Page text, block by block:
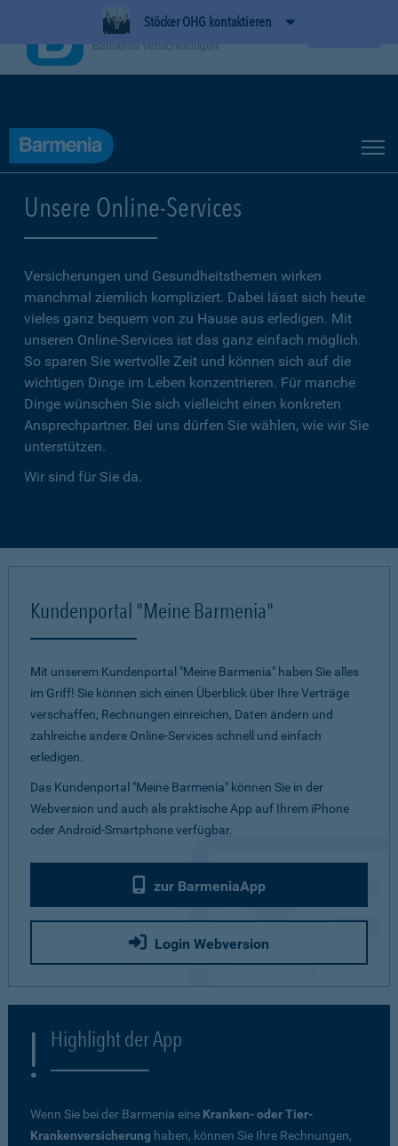
Stöcker OHG kontaktieren
Unsere Online-Services
Versicherungen und Gesundheitsthemen wirken
manchmal ziemlich kompliziert. Dabei lässt sich heute
vieles ganz bequem von zu Hause aus erledigen. Mit
unseren Online-Services ist das ganz einfach möglich.
So sparen Sie wertvolle Zeit und können sich auf die
wichtigen Dinge im Leben konzentrieren. Für manche
Dinge wünschen Sie sich vielleicht einen konkreten
Ansprechpartner. Bei uns dürfen Sie wählen, wie wir Sie
unterstützen.
Wir sind für Sie da.
Kundenportal "Meine Barmenia"
Mit unserem Kundenportal "Meine Barmenia" haben Sie alles
im Griff! Sie können sich einen Überblick über Ihre Verträge
verschaffen, Rechnungen einreichen, Daten ändern und
zahlreiche andere Online-Services schnell und einfach
erledigen.
Das Kundenportal "Meine Barmenia" können Sie in der
Webversion und auch als praktische App auf Ihrem iPhone
oder Android-Smartphone verfügbar.
zur BarmeniaApp
Login Webversion
Highlight der App
Wenn Sie bei der Barmenia eine Kranken- oder Tier-
Krankenversicherung haben, können Sie Ihre Rechnungen,
BarmeniaApp
Barmenia Versicherungen